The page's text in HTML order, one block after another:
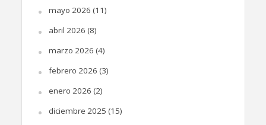
mayo 2026 (11)
abril 2026 (8)
marzo 2026 (4)
febrero 2026 (3)
enero 2026 (2)
diciembre 2025 (15)